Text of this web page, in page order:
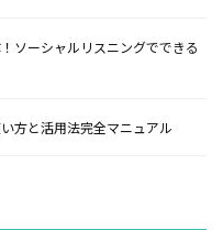
ソーシャルリスニングでできる
方と活用法完全マニュアル